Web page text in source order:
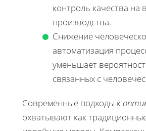
контроль качества на
производства.
Снижение
автоматизация
уменьшает
связанных с
Современные подходы к
охватывают как